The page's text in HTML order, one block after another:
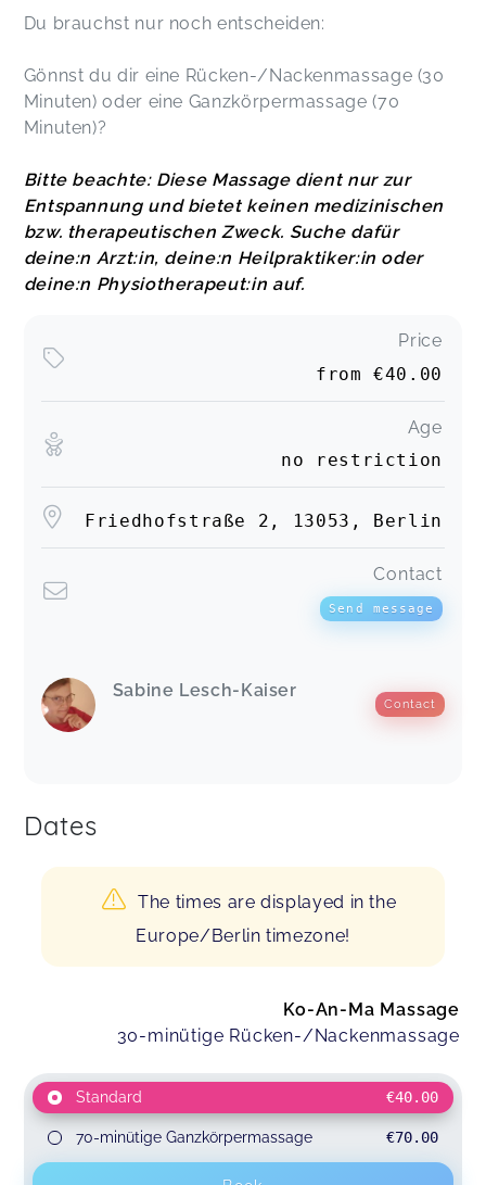
Du brauchst nur noch entscheiden:
Gönnst du dir eine Rücken-/Nackenmassage (30
Minuten) oder eine Ganzkörpermassage (70
Minuten)?
Bitte beachte: Diese Massage dient nur zur
Entspannung und bietet keinen medizinischen
bzw. therapeutischen Zweck. Suche dafür
deine:n Arzt:in, deine:n Heilpraktiker:in oder
deine:n Physiotherapeut:in auf.
Price
from€40.00
Age
no restriction
Friedhofstraße 2, 13053, Berlin
Contact
Send message
Sabine Lesch-Kaiser
Contact
Dates
The times are displayed in the
Europe/Berlin timezone!
Ko-An-Ma Massage
30-minütige Rücken-/Nackenmassage
Standard €40.00
70-minütige Ganzkörpermassage €70.00